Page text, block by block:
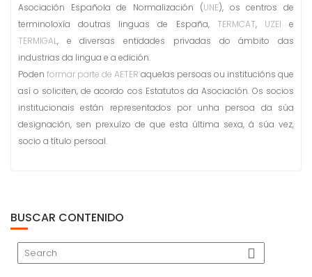
Asociación Española de Normalización (UNE), os centros de
terminoloxía doutras linguas de España, TERMCAT, UZEI e
TERMIGAL, e diversas entidades privadas do ámbito das
industrias da lingua e a edición.
Poden formar parte de AETER aquelas persoas ou institucións que
así o soliciten, de acordo cos Estatutos da Asociación. Os socios
institucionais están representados por unha persoa da súa
designación, sen prexuízo de que esta última sexa, á súa vez,
socio a título persoal.
BUSCAR CONTENIDO